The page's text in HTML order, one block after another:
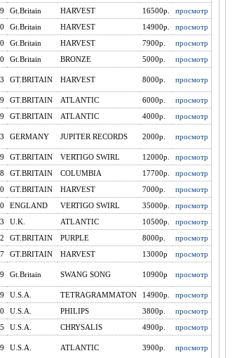
Gt.Britain HARVEST 16500р.
просмотр
Gt.Britain HARVEST 14900р.
просмотр
Gt.Britain HARVEST 7900р.
просмотр
Gt.Britain BRONZE 5000p. просмотр
GT.BRITAIN HARVEST 8000р. просмотр
GT.BRITAIN ATLANTIC 6000р.
просмотр
GT.BRITAIN ATLANTIC 4000р. просмотр
GERMANY JUPITER RECORDS 2000p. просмотр
GT.BRITAIN VERTIGO SWIRL 12000р.
просмотр
GT.BRITAIN COLUMBIA 17700р.
просмотр
GT.BRITAIN HARVEST 7000р.
просмотр
ENGLAND VERTIGO SWIRL 35000р.
просмотр
U.K. ATLANTIC 10500р.
просмотр
GT.BRITAIN PURPLE 8000р.
просмотр
GT.BRITAIN HARVEST 13000р просмотр
Gt.Britain SWANG SONG 10900р просмотр
U.S.A. TETRAGRAMMATON 14900р.
просмотр
U.S.A. PHILIPS 3800р.
просмотр
U.S.A. CHRYSALIS 4900p. просмотр
U.S.A. ATLANTIC 3900p. просмотр